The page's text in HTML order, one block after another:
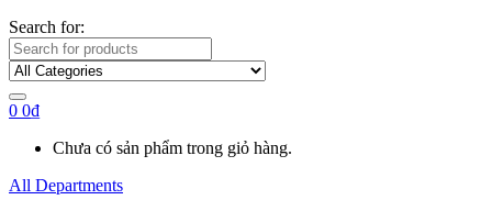
Search for:
0 0₫
Chưa có sản phẩm trong giỏ hàng.
All Departments